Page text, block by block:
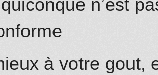
n’est
à votre gout,